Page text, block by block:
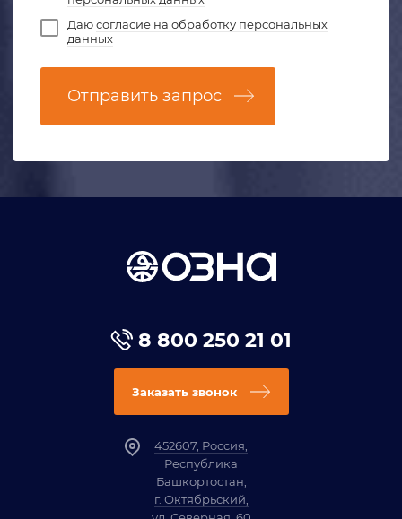
Даюсогласие на обработку персональных
данных
Отправить запрос
8 800 250 21 01
Заказать звонок
452607, Россия,
Республика
Башкортостан,
г. Октябрьский,